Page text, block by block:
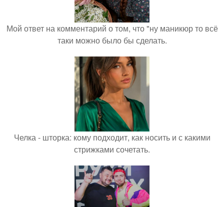
Мой ответ на комментарий о том, что "ну маникюр то всё
таки можно было бы сделать.
Челка - шторка: кому подходит, как носить и с какими
стрижками сочетать.